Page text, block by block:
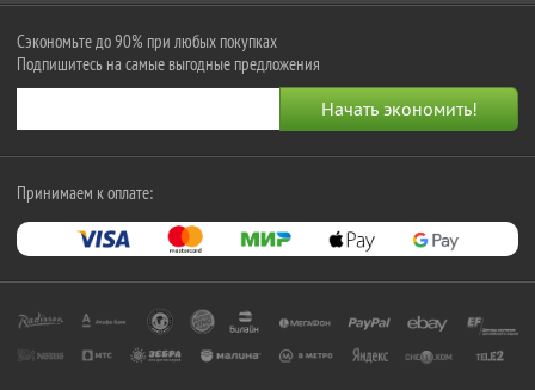
Сэкономьте до 90% при любых покупках
Подпишитесь на самые выгодные предложения
Принимаем к оплате: